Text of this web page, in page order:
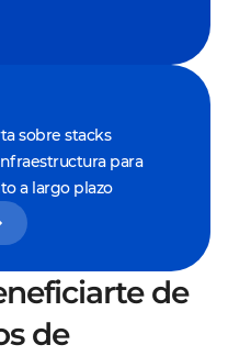
sobre stacks
para
a largo plazo
de
de